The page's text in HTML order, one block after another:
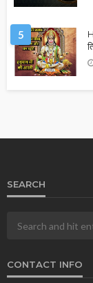
5
SEARCH
CONTACT INFO